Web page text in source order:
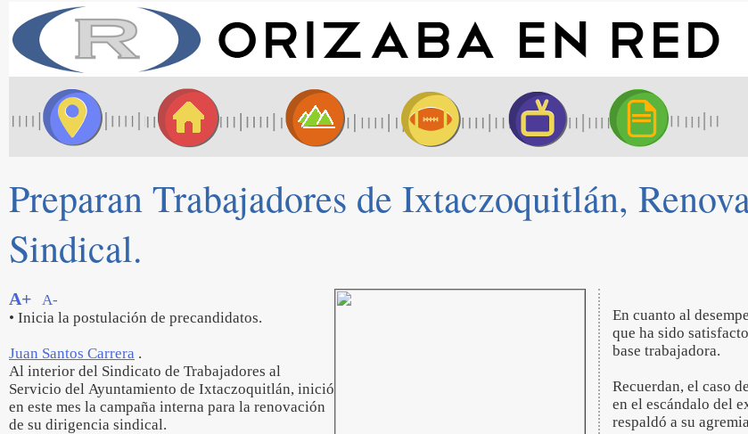
Preparan Trabajadores de Ixtaczoquitlán,
Sindical.
A+
A-
• Inicia la postulación de precandidatos.
Juan Santos Carrera .
Al interior del Sindicato de Trabajadores al
Servicio del Ayuntamiento de Ixtaczoquitlán, inició
en este mes la campaña interna para la renovación
de su dirigencia sindical.
En cuanto al
que ha sido
base trabajadora.
Recuerdan, el caso
en el escándalo del
respaldó a su